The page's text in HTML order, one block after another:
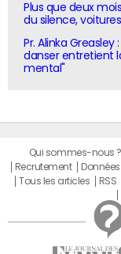
Plus que deux
du silence,
Pr. Alinka
danser entretient
mental"
Qui sommes-nous ?
Recrutement
Tous les articles
RSS